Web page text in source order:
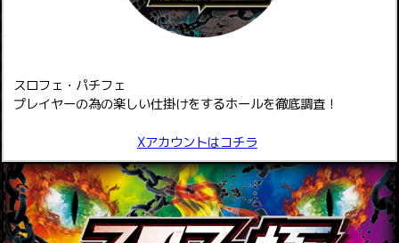
スロフェ・パチフェ
プレイヤーの為の楽しい仕掛けをするホールを徹底調査！
Xアカウントはコチラ